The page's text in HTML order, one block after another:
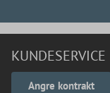
KUNDESERVICE
Angre kontrakt